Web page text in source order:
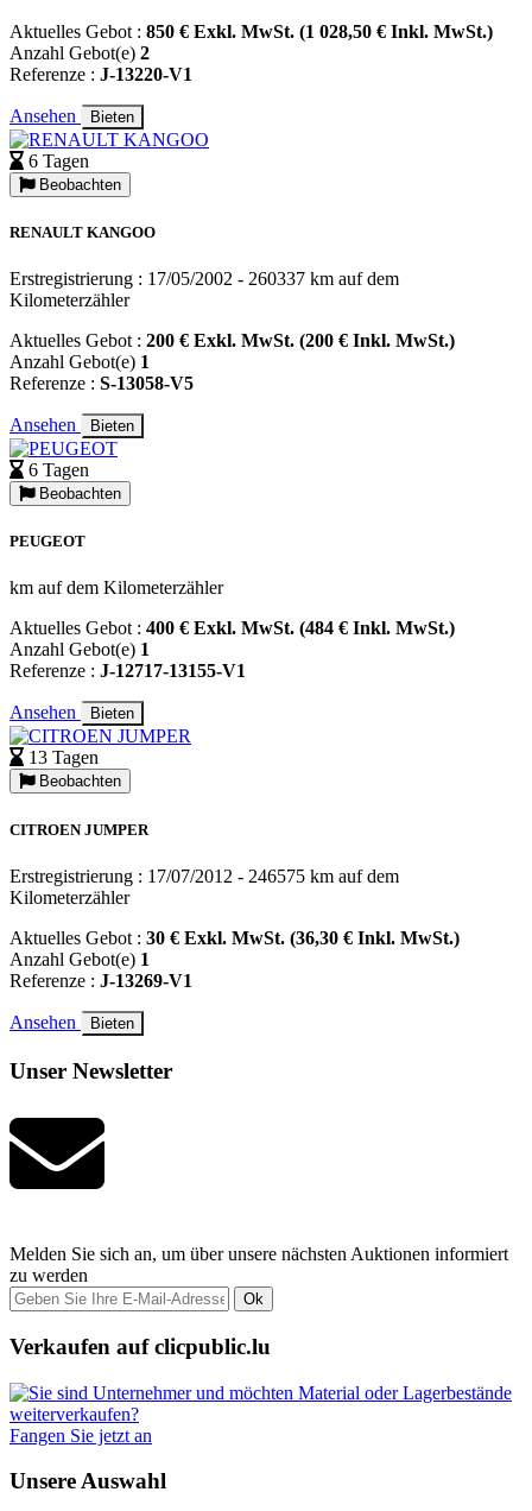
Aktuelles Gebot : 850 € Exkl. MwSt. (1 028,50 € Inkl. MwSt.)
Anzahl Gebot(e) 2
Referenze : J-13220-V1
Ansehen Bieten
6 Tagen
Beobachten
RENAULT KANGOO
Erstregistrierung : 17/05/2002 - 260337 km auf dem
Kilometerzähler
Aktuelles Gebot : 200 € Exkl. MwSt. (200 € Inkl. MwSt.)
Anzahl Gebot(e) 1
Referenze : S-13058-V5
Ansehen Bieten
6 Tagen
Beobachten
PEUGEOT
km auf dem Kilometerzähler
Aktuelles Gebot : 400 € Exkl. MwSt. (484 € Inkl. MwSt.)
Anzahl Gebot(e) 1
Referenze : J-12717-13155-V1
Ansehen Bieten
13 Tagen
Beobachten
CITROEN JUMPER
Erstregistrierung : 17/07/2012 - 246575 km auf dem
Kilometerzähler
Aktuelles Gebot : 30 € Exkl. MwSt. (36,30 € Inkl. MwSt.)
Anzahl Gebot(e) 1
Referenze : J-13269-V1
Ansehen Bieten
Unser Newsletter
Melden Sie sich an, um über unsere nächsten Auktionen informiert
zu werden
Ok
Verkaufen auf clicpublic.lu
Fangen Sie jetzt an
Unsere Auswahl